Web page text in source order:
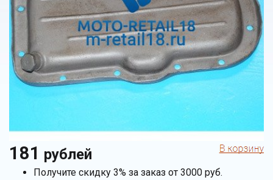
181 рублей
Получите скидку 3% за заказ от 3000 руб.